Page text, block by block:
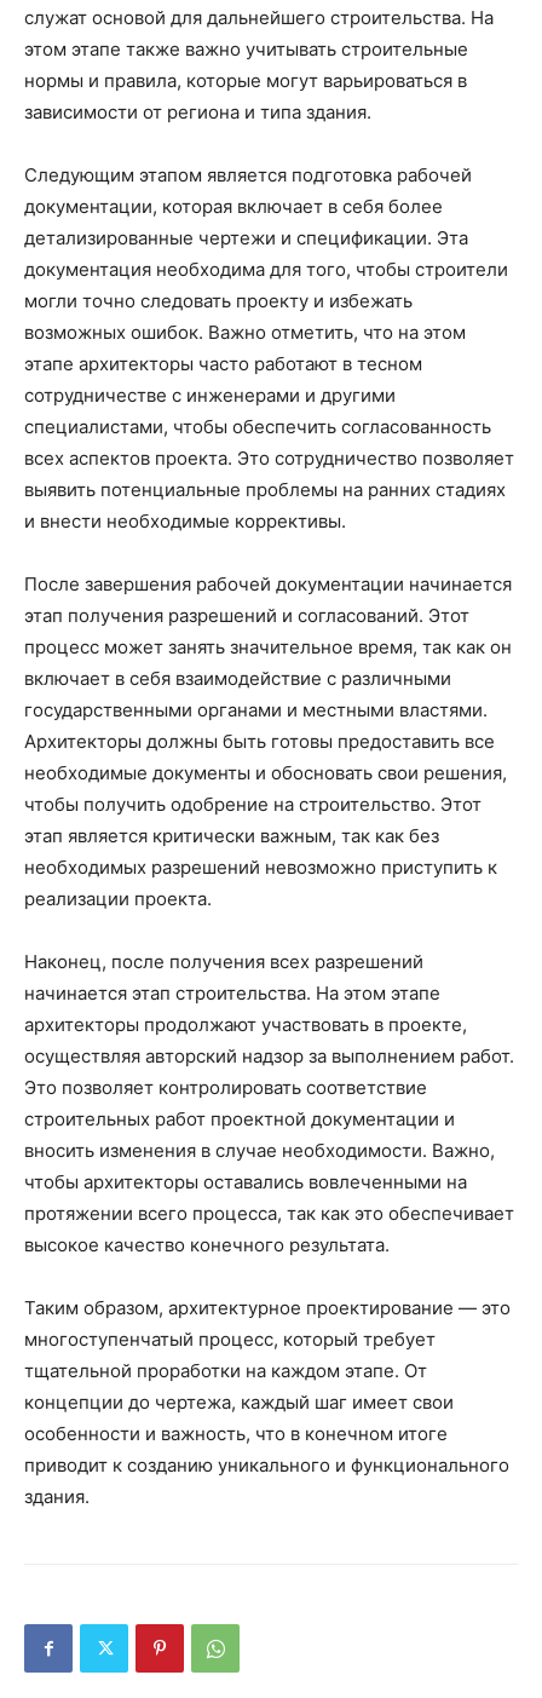
служат основой для дальнейшего строительства. На
этом этапе также важно учитывать строительные
нормы и правила, которые могут варьироваться в
зависимости от региона и типа здания.
Следующим этапом является подготовка рабочей
документации, которая включает в себя более
детализированные чертежи и спецификации. Эта
документация необходима для того, чтобы строители
могли точно следовать проекту и избежать
возможных ошибок. Важно отметить, что на этом
этапе архитекторы часто работают в тесном
сотрудничестве с инженерами и другими
специалистами, чтобы обеспечить согласованность
всех аспектов проекта. Это сотрудничество позволяет
выявить потенциальные проблемы на ранних стадиях
и внести необходимые коррективы.
После завершения рабочей документации начинается
этап получения разрешений и согласований. Этот
процесс может занять значительное время, так как он
включает в себя взаимодействие с различными
государственными органами и местными властями.
Архитекторы должны быть готовы предоставить все
необходимые документы и обосновать свои решения,
чтобы получить одобрение на строительство. Этот
этап является критически важным, так как без
необходимых разрешений невозможно приступить к
реализации проекта.
Наконец, после получения всех разрешений
начинается этап строительства. На этом этапе
архитекторы продолжают участвовать в проекте,
осуществляя авторский надзор за выполнением работ.
Это позволяет контролировать соответствие
строительных работ проектной документации и
вносить изменения в случае необходимости. Важно,
чтобы архитекторы оставались вовлеченными на
протяжении всего процесса, так как это обеспечивает
высокое качество конечного результата.
Таким образом, архитектурное проектирование — это
многоступенчатый процесс, который требует
тщательной проработки на каждом этапе. От
концепции до чертежа, каждый шаг имеет свои
особенности и важность, что в конечном итоге
приводит к созданию уникального и функционального
здания.